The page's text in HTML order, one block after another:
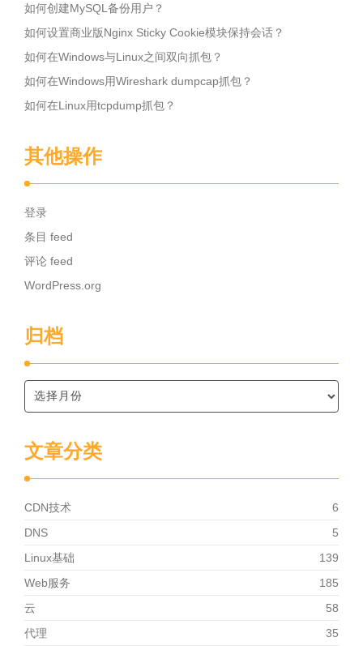
如何创建MySQL备份用户？
如何设置商业版Nginx Sticky Cookie模块保持会话？
如何在Windows与Linux之间双向抓包？
如何在Windows用Wireshark dumpcap抓包？
如何在Linux用tcpdump抓包？
其他操作
登录
条目 feed
评论 feed
WordPress.org
归档
文章分类
CDN技术
6
DNS
5
Linux基础
139
Web服务
185
云
58
代理
35